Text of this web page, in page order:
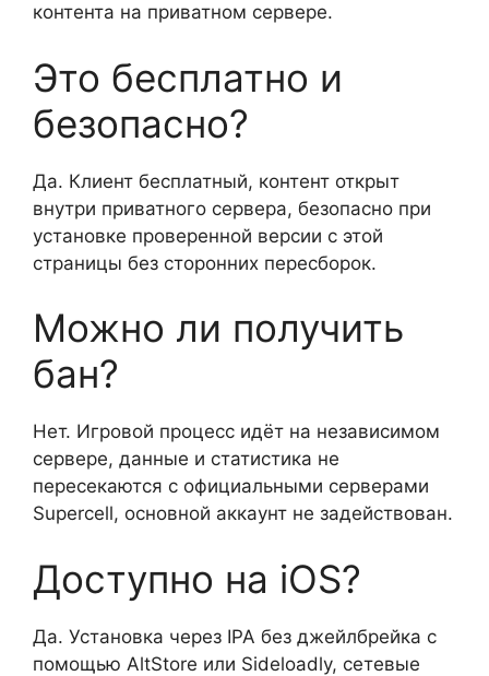
контента на приватном сервере.
Это бесплатно и
безопасно?
Да. Клиент бесплатный, контент открыт
внутри приватного сервера, безопасно при
установке проверенной версии с этой
страницы без сторонних пересборок.
Можно ли получить
бан?
Нет. Игровой процесс идёт на независимом
сервере, данные и статистика не
пересекаются с официальными серверами
Supercell, основной аккаунт не задействован.
Доступно на iOS?
Да. Установка через IPA без джейлбрейка с
помощью AltStore или Sideloadly, сетевые